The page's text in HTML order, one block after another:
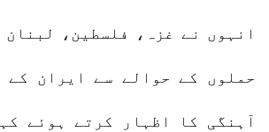
انہوں نے غزہ، فلسطین،
حملوں کے حوالے سے ایران کے
آہنگی کا اظہار کرتے ہوئے